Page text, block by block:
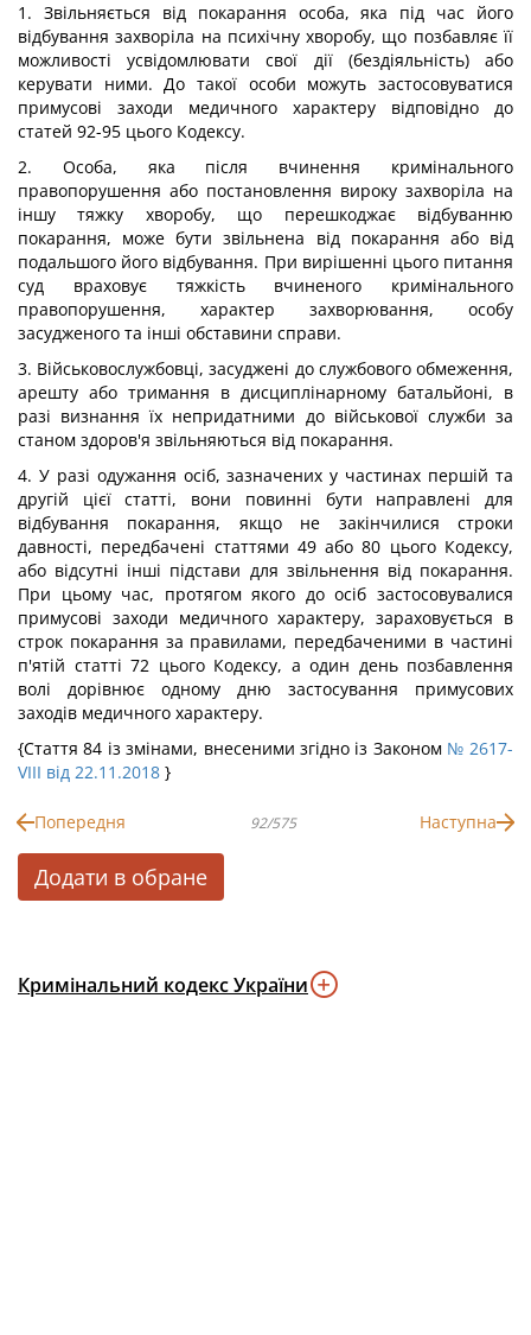
1. Звільняється від покарання особа, яка під час його
відбування захворіла на психічну хворобу, що позбавляє її
можливості усвідомлювати свої дії (бездіяльність) або
керувати ними. До такої особи можуть застосовуватися
примусові заходи медичного характеру відповідно до
статей 92-95 цього Кодексу.
2. Особа, яка після вчинення кримінального
правопорушення або постановлення вироку захворіла на
іншу тяжку хворобу, що перешкоджає відбуванню
покарання, може бути звільнена від покарання або від
подальшого його відбування. При вирішенні цього питання
суд враховує тяжкість вчиненого кримінального
правопорушення, характер захворювання, особу
засудженого та інші обставини справи.
3. Військовослужбовці, засуджені до службового обмеження,
арешту або тримання в дисциплінарному батальйоні, в
разі визнання їх непридатними до військової служби за
станом здоров'я звільняються від покарання.
4. У разі одужання осіб, зазначених у частинах першій та
другій цієї статті, вони повинні бути направлені для
відбування покарання, якщо не закінчилися строки
давності, передбачені статтями 49 або 80 цього Кодексу,
або відсутні інші підстави для звільнення від покарання.
При цьому час, протягом якого до осіб застосовувалися
примусові заходи медичного характеру, зараховується в
строк покарання за правилами, передбаченими в частині
п'ятій статті 72 цього Кодексу, а один день позбавлення
волі дорівнює одному дню застосування примусових
заходів медичного характеру.
{Стаття 84 із змінами, внесеними згідно із Законом № 2617-
VIII від 22.11.2018 }
Попередня 92/575 Наступна
Додати в обране
Кримінальний кодекс України